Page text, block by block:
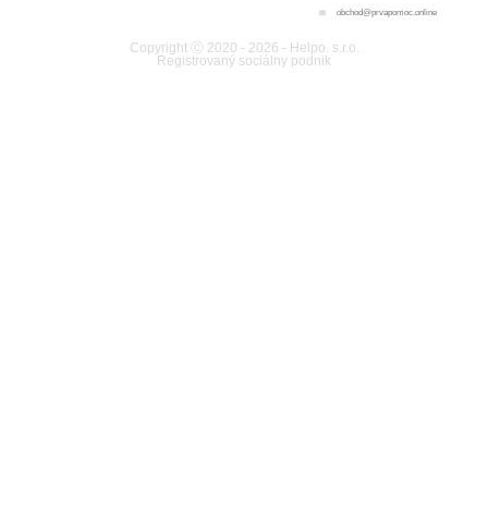
obchod@prvapomoc.online
Copyright Ⓒ 2020 - 2026 - Helpo. s.r.o.
Registrovaný sociálny podnik